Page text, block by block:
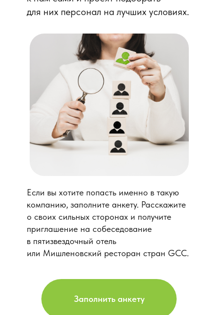
Если вы хотите попасть именно в такую
компанию, заполните анкету. Расскажите
о своих сильных сторонах и получите
приглашение на собеседование
в пятизвездочный отель
или Мишленовский ресторан стран GCC.
для них персонал на лучших условиях.
Заполнить анкету